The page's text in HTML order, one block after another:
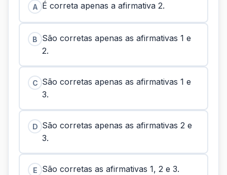
A É correta apenas a afirmativa 2.
B
São corretas apenas as afirmativas 1 e
2.
C São corretas apenas as afirmativas 1 e
3.
D São corretas apenas as afirmativas 2 e
3.
E São corretas as afirmativas 1, 2 e 3.